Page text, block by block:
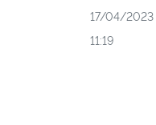
17/04/2023
11:19